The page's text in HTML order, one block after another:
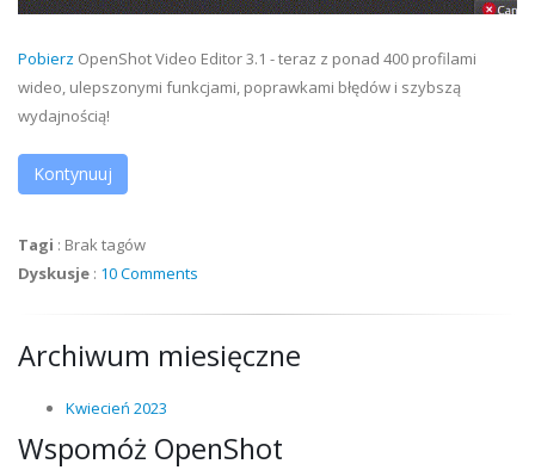
Pobierz OpenShot Video Editor 3.1 - teraz z ponad 400 profilami
wideo, ulepszonymi funkcjami, poprawkami błędów i szybszą
wydajnością!
Kontynuuj
Tagi : Brak tagów
Dyskusje : 10 Comments
Archiwum miesięczne
Kwiecień 2023
Wspomóż OpenShot